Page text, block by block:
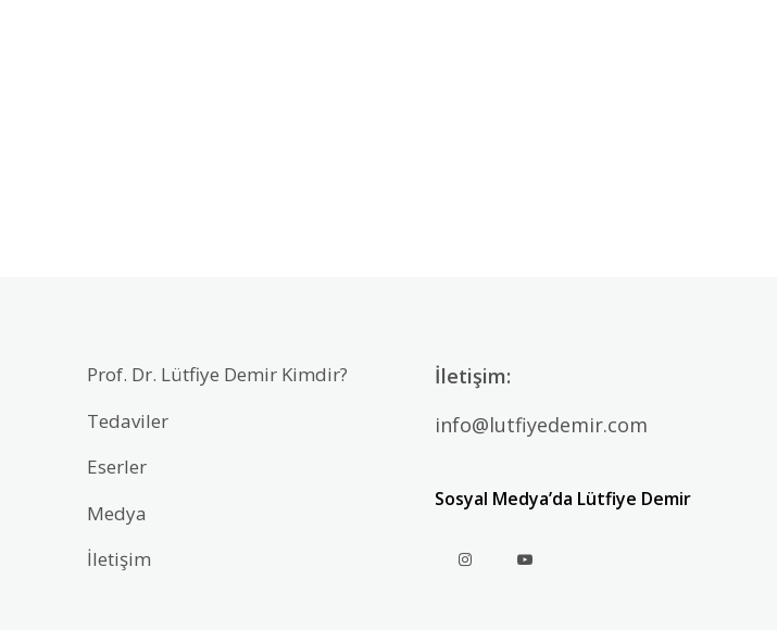
Prof. Dr. Lütfiye Demir Kimdir?
Tedaviler
Eserler
Medya
İletişim
İletişim:
info@lutfiyedemir.com
Sosyal Medya’da Lütfiye Demir